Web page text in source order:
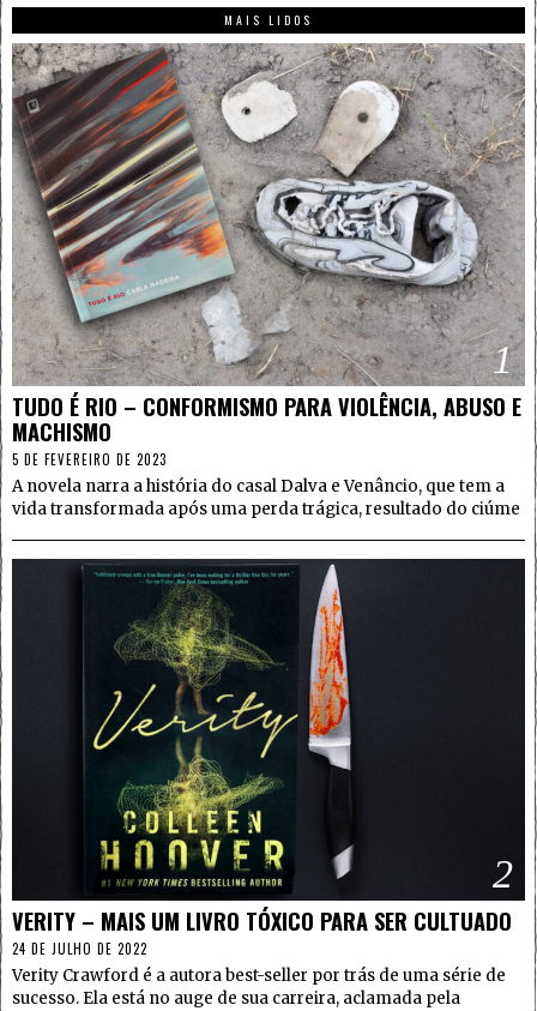
MAIS LIDOS
1
TUDO É RIO – CONFORMISMO PARA VIOLÊNCIA, ABUSO E
MACHISMO
5 DE FEVEREIRO DE 2023
A novela narra a história do casal Dalva e Venâncio, que tem a
vida transformada após uma perda trágica, resultado do ciúme
2
VERITY – MAIS UM LIVRO TÓXICO PARA SER CULTUADO
24 DE JULHO DE 2022
Verity Crawford é a autora best-seller por trás de uma série de
sucesso. Ela está no auge de sua carreira, aclamada pela